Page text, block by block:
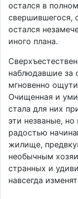
остался в
свершившегося,
остался
иного плана.
наблюдавшие за
мгновенно
Очищенная и
стала для них
эти незваные,
радостью
жилище,
необычным
странных и
навсегда